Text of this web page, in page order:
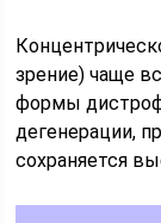
зрение) чаще
формы
дегенерации,
сохраняется